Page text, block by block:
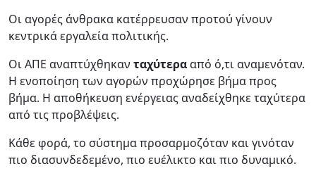
Οι αγορές άνθρακα κατέρρευσαν προτού γίνουν
κεντρικά εργαλεία πολιτικής.
Οι ΑΠΕ αναπτύχθηκαν ταχύτερααπό ό,τι αναμενόταν.
Η ενοποίηση των αγορών προχώρησε βήμα προς
βήμα. Η αποθήκευση ενέργειας αναδείχθηκε ταχύτερα
από τις προβλέψεις.
Κάθε φορά, το σύστημα προσαρμοζόταν και γινόταν
πιο διασυνδεδεμένο, πιο ευέλικτο και πιο δυναμικό.